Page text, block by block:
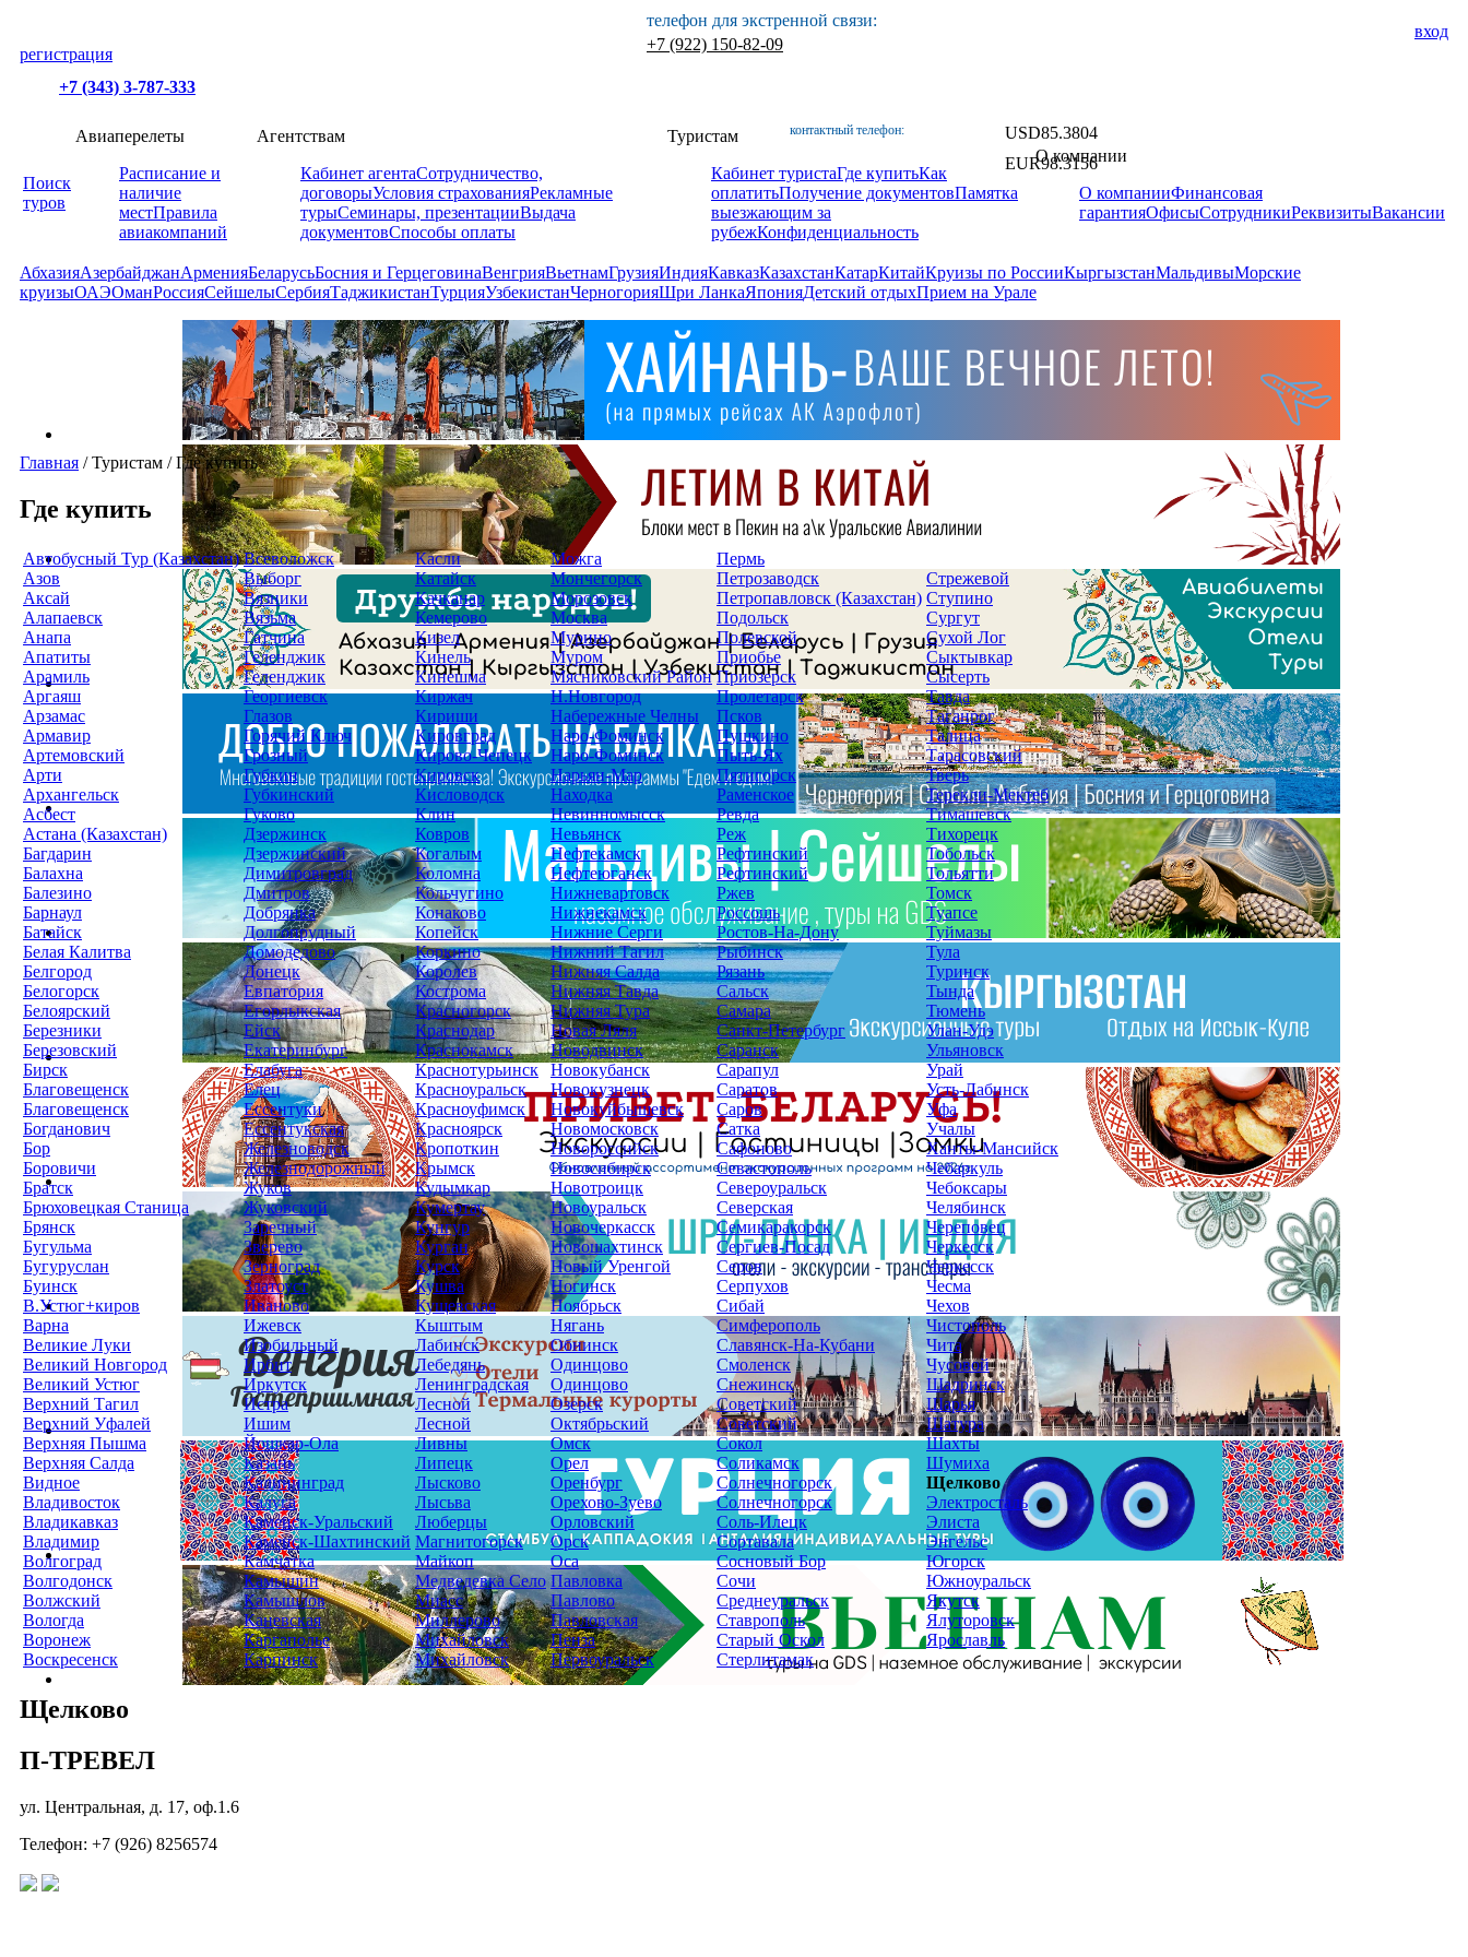
вход
регистрация
+7 (343) 3-787-333
телефон для экстренной связи:
+7 (922) 150-82-09
контактный телефон: USD85.3804
EUR98.3156
Поиск
туров
Авиаперелеты
Расписание и
наличие
местПравила
авиакомпаний
Агентствам
Кабинет агентаСотрудничество,
договорыУсловия страхованияРекламные
турыСеминары, презентацииВыдача
документовСпособы оплаты
Туристам
Кабинет туристаГде купитьКак
оплатитьПолучение документовПамятка
выезжающим за
рубежКонфиденциальность
О компании
О компанииФинансовая
гарантияОфисыСотрудникиРеквизитыВакансии
АбхазияАзербайджанАрменияБеларусьБосния и ГерцеговинаВенгрияВьетнамГрузияИндияКавказКазахстанКатарКитайКруизы по РоссииКыргызстанМальдивыМорские
круизыОАЭОманРоссияСейшелыСербияТаджикистанТурцияУзбекистанЧерногорияШри ЛанкаЯпонияДетский отдыхПрием на Урале
Главная /Туристам /Где купить
Где купить
Автобусный Тур (Казахстан)
Азов
Аксай
Алапаевск
Анапа
Апатиты
Арамиль
Аргаяш
Арзамас
Армавир
Артемовский
Арти
Архангельск
Асбест
Астана (Казахстан)
Багдарин
Балахна
Балезино
Барнаул
Батайск
Белая Калитва
Белгород
Белогорск
Белоярский
Березники
Березовский
Бирск
Благовещенск
Благовещенск
Богданович
Бор
Боровичи
Братск
Брюховецкая Станица
Брянск
Бугульма
Бугуруслан
Буинск
В.Устюг+киров
Варна
Великие Луки
Великий Новгород
Великий Устюг
Верхний Тагил
Верхний Уфалей
Верхняя Пышма
Верхняя Салда
Видное
Владивосток
Владикавказ
Владимир
Волгоград
Волгодонск
Волжский
Вологда
Воронеж
Воскресенск
Всеволожск
Выборг
Вязники
Вязьма
Гатчина
Геленджик
Геленджик
Георгиевск
Глазов
Горячий Ключ
Грозный
Губкин
Губкинский
Гуково
Дзержинск
Дзержинский
Димитровград
Дмитров
Добрянка
Долгопрудный
Домодедово
Донецк
Евпатория
Егорлыкская
Ейск
Екатеринбург
Елабуга
Елец
Ессентуки
Ессентукская
Железноводск
Железнодорожный
Жуков
Жуковский
Заречный
Зверево
Зерноград
Златоуст
Иваново
Ижевск
Изобильный
Ирбит
Иркутск
Истра
Ишим
Йошкар-Ола
Казань
Калининград
Калуга
Каменск-Уральский
Каменск-Шахтинский
Камчатка
Камышин
Камышлов
Каневская
Каргаполье
Карпинск
Касли
Катайск
Качканар
Кемерово
Кизел
Кинель
Кинешма
Киржач
Кириши
Кировград
Кирово-Чепецк
Кировск
Кисловодск
Клин
Ковров
Когалым
Коломна
Кольчугино
Конаково
Копейск
Коркино
Королев
Кострома
Красногорск
Краснодар
Краснокамск
Краснотурьинск
Красноуральск
Красноуфимск
Красноярск
Кропоткин
Крымск
Кудымкар
Кумертау
Кунгур
Курган
Курск
Кушва
Кущевская
Кыштым
Лабинск
Лебедянь
Ленинградская
Лесной
Лесной
Ливны
Липецк
Лысково
Лысьва
Люберцы
Магнитогорск
Майкоп
Медведевка Село
Миасс
Миллерово
Михайловск
Михайловск
Можга
Мончегорск
Морозовск
Москва
Мурино
Муром
Мясниковский Район
Н.Новгород
Набережные Челны
Наро-Фоминск
Наро-Фоминск
Нарьян-Мар
Находка
Невинномысск
Невьянск
Нефтекамск
Нефтеюганск
Нижневартовск
Нижнекамск
Нижние Серги
Нижний Тагил
Нижняя Салда
Нижняя Тавда
Нижняя Тура
Новая Ляля
Новодвинск
Новокубанск
Новокузнецк
Новокуйбышевск
Новомосковск
Новороссийск
Новосибирск
Новотроицк
Новоуральск
Новочеркасск
Новошахтинск
Новый Уренгой
Ногинск
Ноябрьск
Нягань
Обнинск
Одинцово
Одинцово
Озерск
Октябрьский
Омск
Орел
Оренбург
Орехово-Зуево
Орловский
Орск
Оса
Павловка
Павлово
Павловская
Пенза
Первоуральск
Пермь
Петрозаводск
Петропавловск (Казахстан)
Подольск
Полевской
Приобье
Приозерск
Пролетарск
Псков
Пушкино
Пыть-Ях
Пятигорск
Раменское
Ревда
Реж
Рефтинский
Рефтинский
Ржев
Россошь
Ростов-На-Дону
Рыбинск
Рязань
Сальск
Самара
Санкт-Петербург
Саранск
Сарапул
Саратов
Саров
Сатка
Сафоново
Севастополь
Североуральск
Северская
Семикаракорск
Сергиев-Посад
Серов
Серпухов
Сибай
Симферополь
Славянск-На-Кубани
Смоленск
Снежинск
Советский
Советский
Сокол
Соликамск
Солнечногорск
Солнечногорск
Соль-Илецк
Сортавала
Сосновый Бор
Сочи
Среднеуральск
Ставрополь
Старый Оскол
Стерлитамак
Стрежевой
Ступино
Сургут
Сухой Лог
Сыктывкар
Сысерть
Тавда
Таганрог
Талица
Тарасовский
Тверь
Терекли-Мектеб
Тимашевск
Тихорецк
Тобольск
Тольятти
Томск
Туапсе
Туймазы
Тула
Туринск
Тында
Тюмень
Улан-Удэ
Ульяновск
Урай
Усть-Лабинск
Уфа
Учалы
Ханты-Мансийск
Чебаркуль
Чебоксары
Челябинск
Череповец
Черкесск
Черкесск
Чесма
Чехов
Чистополь
Чита
Чусовой
Шадринск
Шарья
Шатура
Шахты
Шумиха
Щелково
Электросталь
Элиста
Энгельс
Югорск
Южноуральск
Якутск
Ялуторовск
Ярославль
Щелково
П-ТРЕВЕЛ
ул. Центральная, д. 17, оф.1.6
Телефон: +7 (926) 8256574